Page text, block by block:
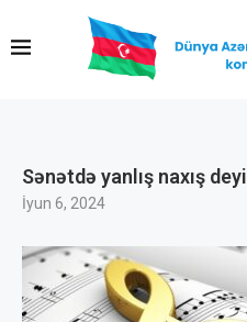
Sənətdə yanlış naxış deyil
İyun 6, 2024